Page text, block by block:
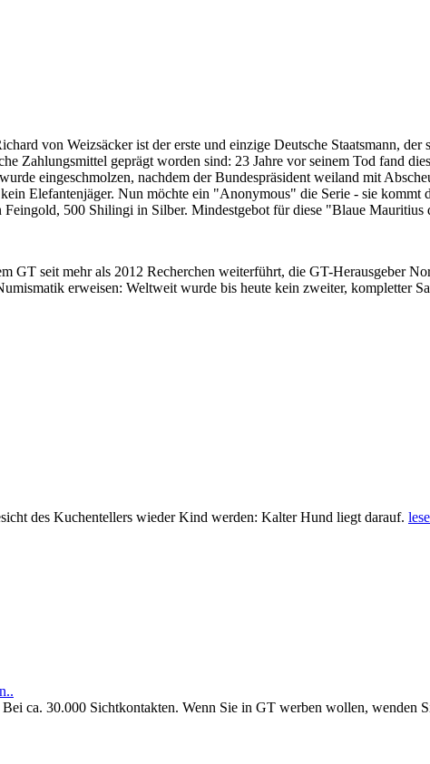
von Weizsäcker ist der erste und einzige Deutsche Staatsmann, der
Zahlungsmittel geprägt worden sind: 23 Jahre vor seinem Tod fand
eingeschmolzen, nachdem der Bundespräsident weiland mit
Elefantenjäger. Nun möchte ein "Anonymous" die Serie - sie kommt
500 Shilingi in Silber. Mindestgebot für diese "Blaue
seit mehr als 2012 Recherchen weiterführt, die GT-Herausgeber
erweisen: Weltweit wurde bis heute kein zweiter, kompletter
des Kuchentellers wieder Kind werden: Kalter Hund liegt darauf.
ca. 30.000 Sichtkontakten. Wenn Sie in GT werben wollen, wenden